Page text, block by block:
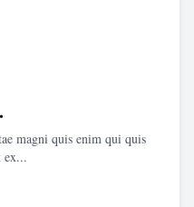
magni quis enim qui quis
ex...